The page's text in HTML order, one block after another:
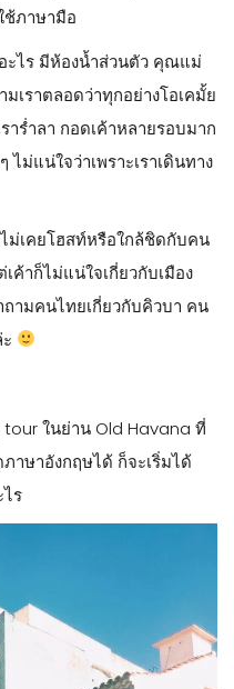
ช้ภาษามือ
ะไร มีห้องน้ำส่วนตัว คุณแม่
มเราตลอดว่าทุกอย่างโอเคมั้ย
าร่ำลา กอดเค้าหลายรอบมาก
ไม่แน่ใจว่าเพราะเราเดินทาง
ไม่เคยโฮสท์หรือใกล้ชิดกับคน
เค้าก็ไม่แน่ใจเกี่ยวกับเมือง
ถามคนไทยเกี่ยวกับคิวบา คน
tour ในย่าน Old Havana ที่
าษาอังกฤษได้ ก็จะเริ่มได้
ร